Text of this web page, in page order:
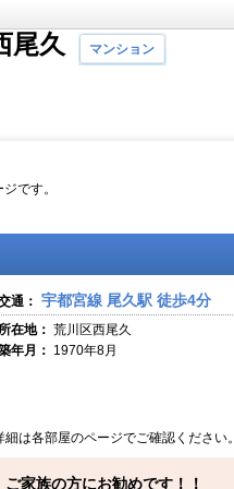
尾久 マンション
です。
通： 宇都宮線 尾久駅 徒歩4分
所在地： 荒川区西尾久
年月： 1970年8月
は各部屋のページでご確認ください。
家族の方にお勧めです！！